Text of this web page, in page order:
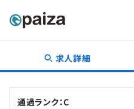
転職・キャリア求人詳細
通過ランク：C